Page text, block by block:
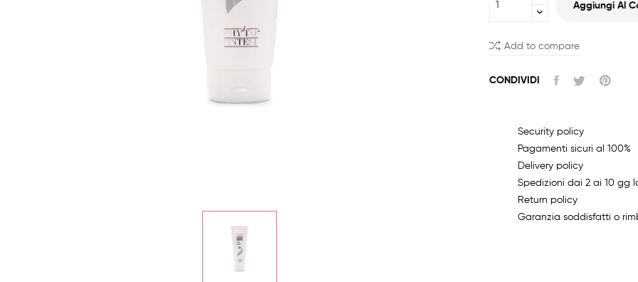
Aggiungi Al
Add to compare
CONDIVIDI
Security policy
Pagamenti sicuri al 100%
Delivery policy
Spedizioni dai 2 ai 10 gg
Return policy
Garanzia soddisfatti o